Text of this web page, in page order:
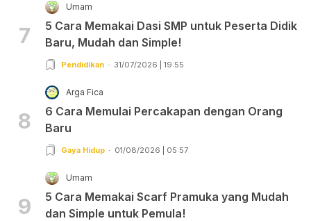
7
Umam
5 Cara Memakai Dasi SMP untuk Peserta Didik
Baru, Mudah dan Simple!
Pendidikan 31/07/2026 | 19:55
8
Arga Fica
6 Cara Memulai Percakapan dengan Orang
Baru
Gaya Hidup 01/08/2026 | 05:57
9
Umam
5 Cara Memakai Scarf Pramuka yang Mudah
dan Simple untuk Pemula!